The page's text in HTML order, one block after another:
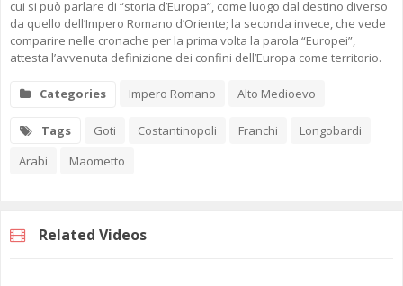
cui si può parlare di “storia d’Europa”, come luogo dal destino diverso
da quello dell’Impero Romano d’Oriente; la seconda invece, che vede
comparire nelle cronache per la prima volta la parola “Europei”,
attesta l’avvenuta definizione dei confini dell’Europa come territorio.
Categories Impero Romano Alto Medioevo
Tags Goti Costantinopoli Franchi
Longobardi
Arabi
Maometto
Related Videos